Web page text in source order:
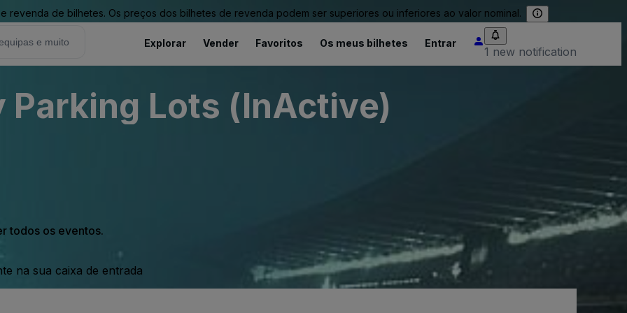
revenda de bilhetes. Os preços dos bilhetes de revenda podem ser superiores ou inferiores ao valor nominal.
Explorar Vender Favoritos Os meus bilhetes Entrar
1 new notification
Lots (InActive)
todos os eventos.
na sua caixa de entrada